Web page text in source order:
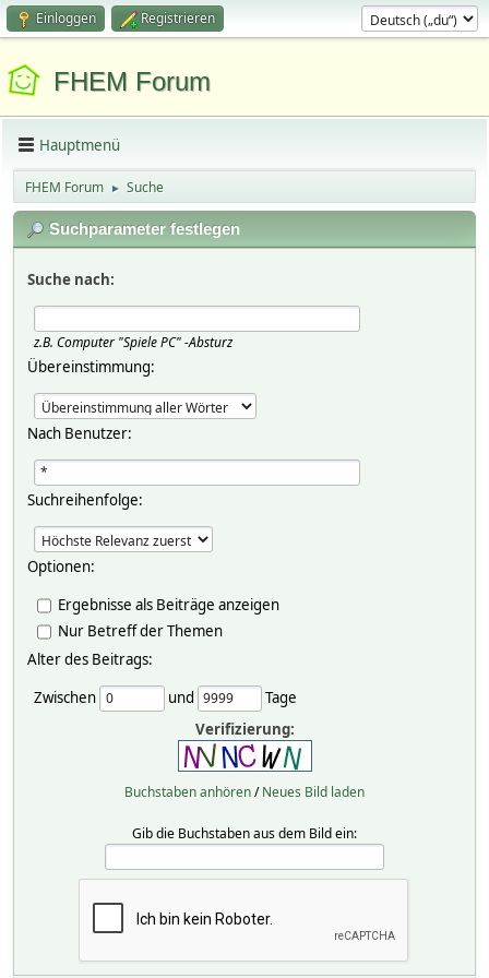
Einloggen Registrieren
FHEM Forum
Hauptmenü
FHEM Forum ► Suche
Suchparameter festlegen
Suche nach:
z.B. Computer "Spiele PC" -Absturz
Übereinstimmung:
Nach Benutzer:
Suchreihenfolge:
Optionen:
Ergebnisse als Beiträge anzeigen
Nur Betreff der Themen
Alter des Beitrags:
Zwischen
und
Tage
Verifizierung:
Buchstaben anhören/Neues Bild laden
Gib die Buchstaben aus dem Bild ein: